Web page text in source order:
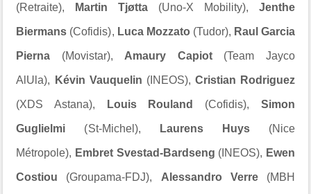
(Retraite), Martin Tjøtta (Uno-X Mobility), Jenthe
Biermans (Cofidis), Luca Mozzato (Tudor), Raul Garcia
Pierna (Movistar), Amaury Capiot(Team Jayco
AlUla), Kévin Vauquelin (INEOS), Cristian Rodriguez
(XDS Astana), Louis Rouland (Cofidis), Simon
Guglielmi (St-Michel ), Laurens Huys(Nice
Métropole), Embret Svestad-Bardseng (INEOS), Ewen
Costiou (Groupama-FDJ), Alessandro Verre(MBH